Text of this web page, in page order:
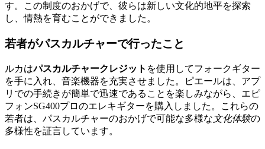
す。この制度のおかげで、彼らは新しい文化的地平を探索
し、情熱を育むことができました。
若者がパスカルチャーで行ったこと
ルカはパスカルチャークレジット を使用してフォークギター
を手に入れ、音楽機器を充実させました。ピエールは、アプ
リでの手続きが簡単で迅速であることを楽しみながら、エピ
フォンSG400プロのエレキギターを購入しました。これらの
若者は、パスカルチャーのおかげで可能な多様な文化体験の
多様性を証言しています。